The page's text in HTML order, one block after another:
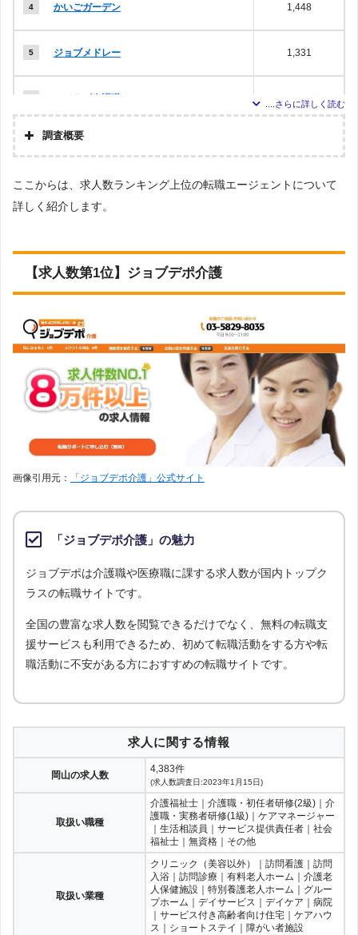
かいごガーデン 1,448
ジョブメドレー 1,331
マイナビ介護職 1,330
ファーストナビ介護
ミラクス介護 623
MC-介護のお仕事
レバウェル介護 正社員紹介
クリックジョブ介護
86
調査概要
株式会社アドバンスフロー
ジェントのうち、「『有料職業紹介事業許可』を取得している」「介護職の職
業紹介専門」の条件を満たす企業23社を対象としました。
る求人のうち、「職種：介護職・ヘルパー／介護福祉士」「雇用形態：正社員
／契約社員／アルバイト・パート」「地域：対象エリア」の条件に合致する求
人数をカウントしました。
ランキング対象外転職エージェントについて
上記23社のうち「求人数がゼロ件」または「サービスエリア対象外」の転職エ
ージェントについては、ランキングから除外しています。
求人数ランキングの上部に記載
ここからは、求人数ランキング上位の転職エージェントについて
詳しく紹介します。
【求人数第1位】ジョブデポ介護
画像引用元： 「ジョブデポ介護」公式サイト
「ジョブデポ介護」の魅力
ジョブデポは介護職や医療職に課する求人数が国内トップク
ラスの転職サイトです。
全国の豊富な求人数を閲覧できるだけでなく、無料の転職支
援サービスも利用できるため、初めて転職活動をする方や転
職活動に不安がある方におすすめの転職サイトです。
求人に関する情報
岡山の求人数
4,383件
(求人数調査日:2023年1月15日)
取扱い職種
介護福祉士｜介護職・初任者研修(2級)｜介
護職・実務者研修(1級)｜ケアマネージャー
｜生活相談員｜サービス提供責任者｜社会
福祉士｜無資格｜その他
取扱い業種
クリニック（美容以外）｜訪問看護｜訪問
入浴｜訪問診療｜有料老人ホーム｜介護老
人保健施設｜特別養護老人ホーム｜グルー
プホーム｜デイサービス｜デイケア｜病院
｜サービス付き高齢者向け住宅｜ケアハウ
ス｜ショートステイ｜障がい者施設